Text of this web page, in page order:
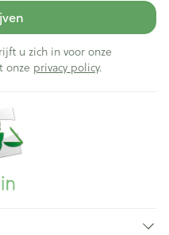
u zich in voor onze
onze privacy policy.